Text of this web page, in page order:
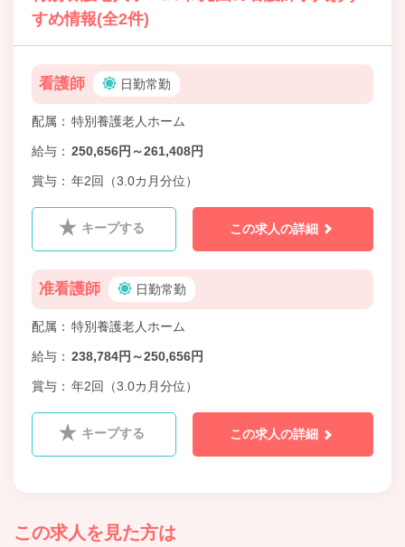
すめ情報(全2件)
看護師 日勤常勤
配属 特別養護老人ホーム
給与 250,656円～261,408円
賞与 年2回（3.0カ月分位）
キープする この求人の詳細
准看護師 日勤常勤
配属 特別養護老人ホーム
給与 238,784円～250,656円
賞与 年2回（3.0カ月分位）
キープする この求人の詳細
この求人を見た方は